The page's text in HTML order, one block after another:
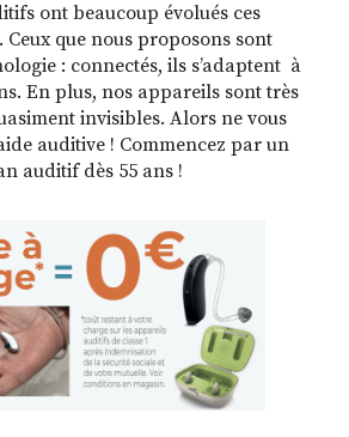
ont beaucoup évolués ces
Ceux que nous proposons sont
: connectés, ils s’adaptent à
En plus, nos appareils sont très
invisibles. Alors ne vous
auditive ! Commencez par un
auditif dès 55 ans !